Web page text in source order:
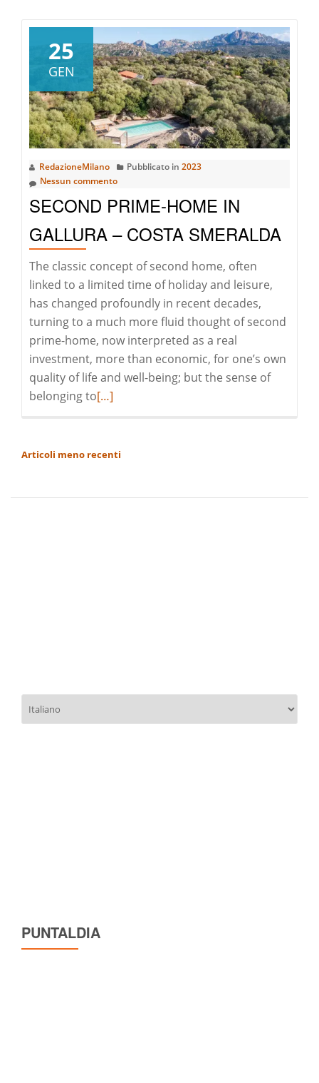
riguardoSardegna
da
record
nel
2022
25
GEN
RedazioneMilano Pubblicato in 2023
Nessun commento
SECOND PRIME-HOME IN
GALLURA – COSTA SMERALDA
The classic concept of second home, often
linked to a limited time of holiday and leisure,
has changed profoundly in recent decades,
turning to a much more fluid thought of second
prime-home, now interpreted as a real
investment, more than economic, for one’s own
quality of life and well-being; but the sense of
belonging toLeggi
a
[…]
NAVIGAZIONE
Articoli meno recenti
una
PUNTALDIA